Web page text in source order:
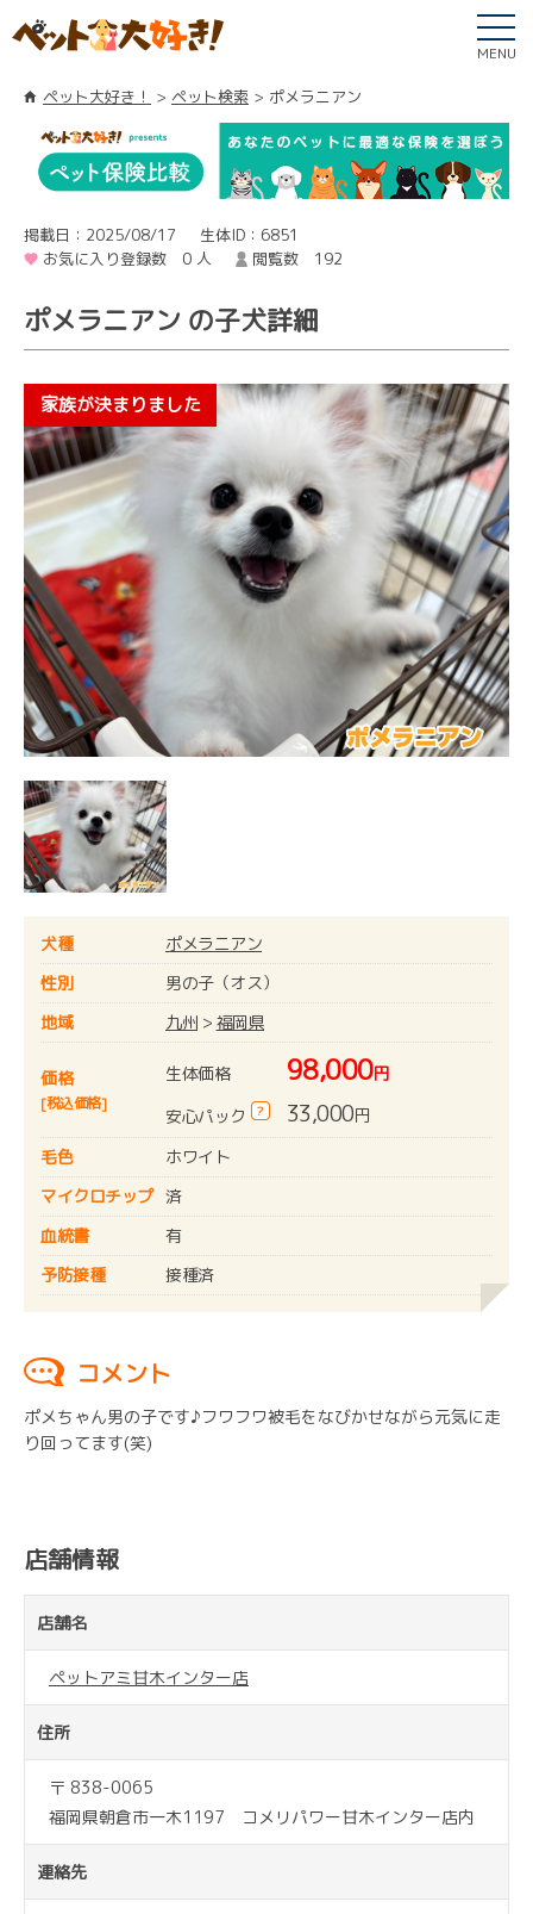
MENU
ペット大好き！ ペット検索 ポメラニアン
掲載日：2025/08/17
生体ID：6851
お気に入り登録数 0 人
閲覧数 192
ポメラニアン の子犬詳細
犬種
ポメラニアン
性別
男の子（オス）
地域
九州 > 福岡県
価格
[税込価格]
生体価格 98,000円
安心パック
? 33,000円
毛色
ホワイト
マイクロチップ 済
血統書
有
予防接種
接種済
コメント
ポメちゃん男の子です♪フワフワ被毛をなびかせながら元気に走
り回ってます(笑)
店舗情報
店舗名
ペットアミ甘木インター店
住所
〒 838-0065
福岡県朝倉市一木1197 コメリパワー甘木インター店内
連絡先